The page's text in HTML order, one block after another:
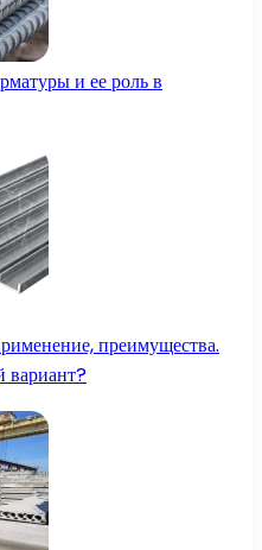
и ее роль в
преимущества.
вариант?